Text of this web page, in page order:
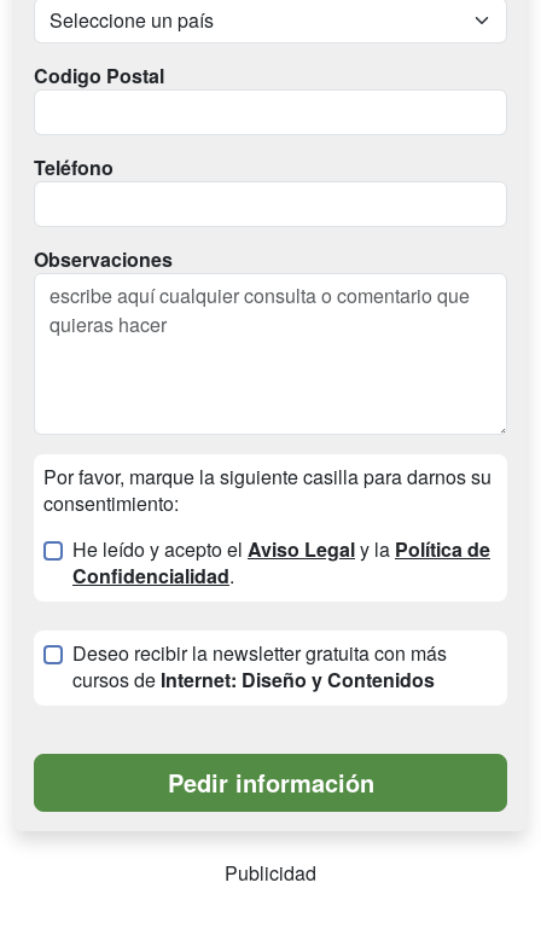
Codigo Postal
Teléfono
Observaciones
Por favor, marque la siguiente casilla para darnos su
consentimiento:
He leído y acepto el Aviso Legaly la Política de
Confidencialidad.
Deseo recibir la newsletter gratuita con más
cursos de Internet: Diseño y Contenidos
Publicidad